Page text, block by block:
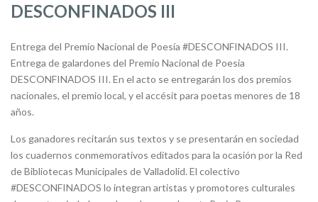
DESCONFINADOS III
Entrega del Premio Nacional de Poesía #DESCONFINADOS III.
Entrega de galardones del Premio Nacional de Poesía
DESCONFINADOS III. En el acto se entregarán los dos premios
nacionales, el premio local, y el accésit para poetas menores de 18
años.
Los ganadores recitarán sus textos y se presentarán en sociedad
los cuadernos conmemorativos editados para la ocasión por la Red
de Bibliotecas Municipales de Valladolid. El colectivo
#DESCONFINADOS lo integran artistas y promotores culturales